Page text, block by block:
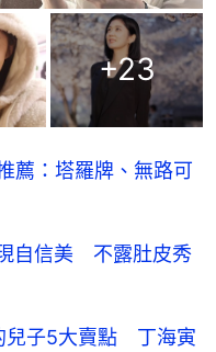
+23
薦：塔羅牌、無路可
自信美 不露肚皮秀
兒子5大賣點 丁海寅